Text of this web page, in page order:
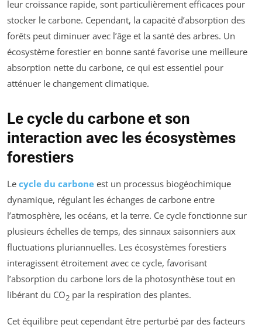
leur croissance rapide, sont particulièrement efficaces pour
stocker le carbone. Cependant, la capacité d’absorption des
forêts peut diminuer avec l’âge et la santé des arbres. Un
écosystème forestier en bonne santé favorise une meilleure
absorption nette du carbone, ce qui est essentiel pour
atténuer le changement climatique.
Le cycle du carbone et son
interaction avec les écosystèmes
forestiers
Le cycle du carbone est un processus biogéochimique
dynamique, régulant les échanges de carbone entre
l’atmosphère, les océans, et la terre. Ce cycle fonctionne sur
plusieurs échelles de temps, des sinnaux saisonniers aux
fluctuations pluriannuelles. Les écosystèmes forestiers
interagissent étroitement avec ce cycle, favorisant
l’absorption du carbone lors de la photosynthèse tout en
libérant du CO2 par la respiration des plantes.
Cet équilibre peut cependant être perturbé par des facteurs